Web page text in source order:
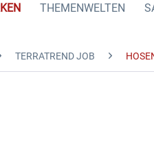
THEMENWELTEN
TERRATREND JOB